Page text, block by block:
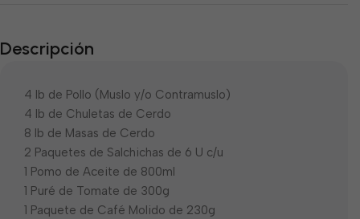
Descripción
4 lb de Pollo (Muslo y/o Contramuslo)
4 lb de Chuletas de Cerdo
8 lb de Masas de Cerdo
2 Paquetes de Salchichas de 6 U c/u
1 Pomo de Aceite de 800ml
1 Puré de Tomate de 300g
1 Paquete de Café Molido de 230g